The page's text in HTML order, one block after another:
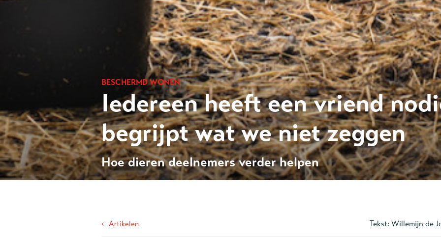
BESCHERMD WONEN
Iedereen heeft een vriend
begrijpt wat we niet zeggen
Hoe dieren deelnemers verder helpen
Tekst: Willemijn de
‹ Artikelen